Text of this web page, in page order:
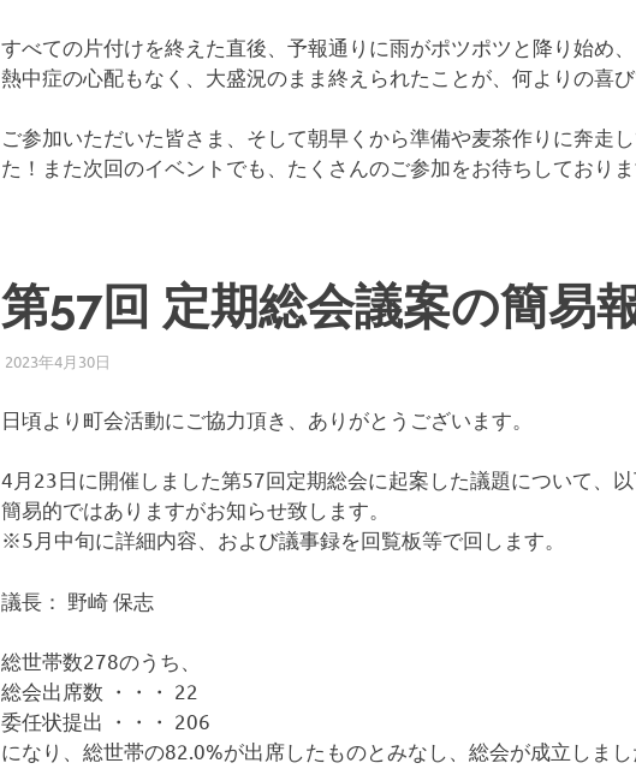
すべての片付けを終えた直後、予報通りに雨がポツポツと降り始め
熱中症の心配もなく、大盛況のまま終えられたことが、何よりの喜び
ご参加いただいた皆さま、そして朝早くから準備や麦茶作りに奔走
た！また次回のイベントでも、たくさんのご参加をお待ちしておりま
第57回 定期総会議案の簡易
2023年4月30日
日頃より町会活動にご協力頂き、ありがとうございます。
4月23日に開催しました第57回定期総会に起案した議題について、以
簡易的ではありますがお知らせ致します。
※5月中旬に詳細内容、および議事録を回覧板等で回します。
議長： 野崎 保志
総世帯数278のうち、
総会出席数 ・・・ 22
委任状提出 ・・・ 206
になり、総世帯の82.0%が出席したものとみなし、総会が成立しまし